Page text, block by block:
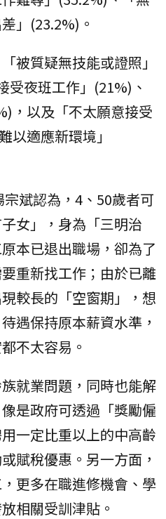
」(23.2%)。
被質疑無技能或證照」
受夜班工作」(21%)、
，以及「不太願意接受
以適應新環境」
斌認為，4、50歲者可
女」，身為「三明治
本已退出職場，卻為了
重新找工作；由於已離
較長的「空窗期」，想
遇保持原本薪資水準，
不太容易。
就業問題，同時也能解
是政府可透過「獎勵僱
一定比重以上的中高齡
賦稅優惠。另一方面，
更多在職進修機會、學
相關受訓津貼。